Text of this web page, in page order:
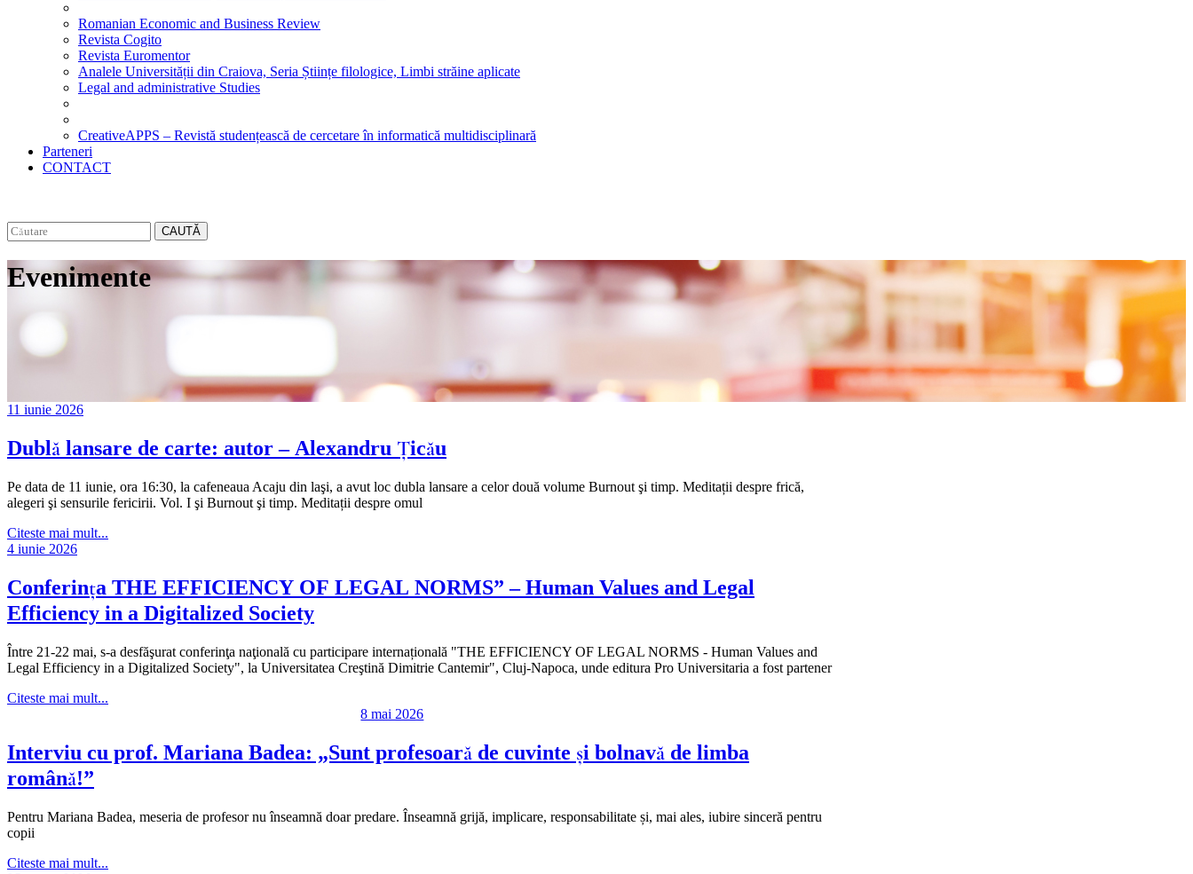
Romanian Economic and Business Review
Revista Cogito
Revista Euromentor
Analele Universității din Craiova, Seria Științe filologice, Limbi străine aplicate
Legal and administrative Studies
CreativeAPPS – Revistă studențească de cercetare în informatică multidisciplinară
Parteneri
CONTACT
CAUTĂ
Evenimente
11 iunie 2026
Dublă lansare de carte: autor – Alexandru Ţicău
Pe data de 11 iunie, ora 16:30, la cafeneaua Acaju din laşi, a avut loc dubla lansare a celor două volume Burnout şi timp. Meditații despre frică,
alegeri şi sensurile fericirii. Vol. I şi Burnout şi timp. Meditații despre omul
Citeste mai mult...
4 iunie 2026
Conferinţa THE EFFICIENCY OF LEGAL NORMS” – Human Values and Legal
Efficiency in a Digitalized Society
Între 21-22 mai, s-a desfăşurat conferinţa naţională cu participare internațională "THE EFFICIENCY OF LEGAL NORMS - Human Values and
Legal Efficiency in a Digitalized Society", la Universitatea Creştină Dimitrie Cantemir", Cluj-Napoca, unde editura Pro Universitaria a fost partener
Citeste mai mult...
8 mai 2026
Interviu cu prof. Mariana Badea: „Sunt profesoară de cuvinte și bolnavă de limba
română!”
Pentru Mariana Badea, meseria de profesor nu înseamnă doar predare. Înseamnă grijă, implicare, responsabilitate și, mai ales, iubire sinceră pentru
copii
Citeste mai mult...